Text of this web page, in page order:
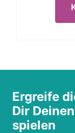
Ergreife
Dir
spielen